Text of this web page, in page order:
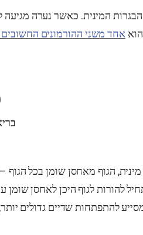
המינית. כאשר נערה מגיעה
אחד משני ההורמונים
הגוף מאחסן שומן בכל הגוף –
להורות לגוף היכן לאחסן שומן